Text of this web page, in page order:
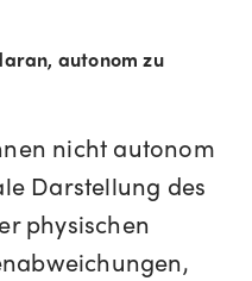
autonom zu
nicht autonom
Darstellung des
physischen